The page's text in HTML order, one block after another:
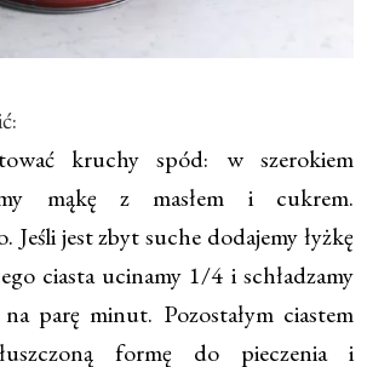
kruchy spód: w szerokiem
mąkę z masłem i cukrem.
Jeśli jest zbyt suche dodajemy łyżkę
ciasta ucinamy 1/4 i schładzamy
parę minut. Pozostałym ciastem
formę do pieczenia i